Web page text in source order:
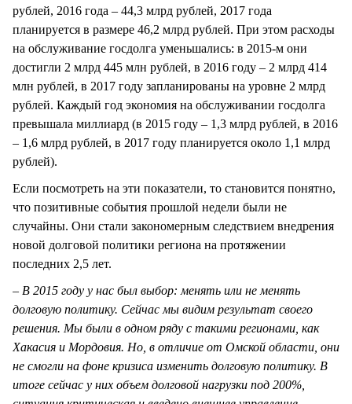
рублей, 2016 года – 44,3 млрд рублей, 2017 года
планируется в размере 46,2 млрд рублей. При этом расходы
на обслуживание госдолга уменьшались: в 2015-м они
достигли 2 млрд 445 млн рублей, в 2016 году – 2 млрд 414
млн рублей, в 2017 году запланированы на уровне 2 млрд
рублей. Каждый год экономия на обслуживании госдолга
превышала миллиард (в 2015 году – 1,3 млрд рублей, в 2016
– 1,6 млрд рублей, в 2017 году планируется около 1,1 млрд
рублей).
Если посмотреть на эти показатели, то становится понятно,
что позитивные события прошлой недели были не
случайны. Они стали закономерным следствием внедрения
новой долговой политики региона на протяжении
последних 2,5 лет.
– В 2015 году у нас был выбор: менять или не менять
долговую политику. Сейчас мы видим результат своего
решения. Мы были в одном ряду с такими регионами, как
Хакасия и Мордовия. Но, в отличие от Омской области, они
не смогли на фоне кризиса изменить долговую политику. В
итоге сейчас у них объем долговой нагрузки под 200%,